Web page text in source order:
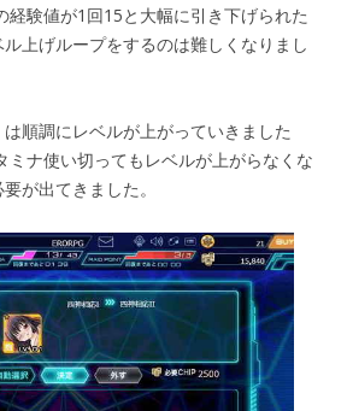
経験値が1回15と大幅に引き下げられた
上げループをするのは難しくなりまし
順調にレベルが上がっていきました
ミナ使い切ってもレベルが上がらなくな
が出てきました。